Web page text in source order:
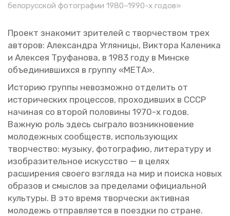
белорусской фотографии 1980–1990-х годов»
Про­ект зна­ко­мит зри­те­лей с твор­че­ством трех
ав­то­ров: Алек­сандра Уг­ля­ни­цы, Вик­то­ра Ка­ле­ни­ка
и Алек­сея Тру­фа­но­ва, в 1983 году в Мин­ске
объ­еди­нив­ших­ся в груп­пу «МЕТА».
Ис­то­рию груп­пы невоз­мож­но от­де­лить от
ис­то­ри­че­ских про­цес­сов, про­хо­див­ших в СССР
на­чи­ная со вто­рой по­ло­ви­ны 1970-х годов.
Важ­ную роль здесь сыг­ра­ло воз­ник­но­ве­ние
мо­ло­деж­ных со­об­ществ, ис­поль­зу­ю­щих
твор­че­ство: му­зы­ку, фо­то­гра­фию, ли­те­ра­ту­ру и
изоб­ра­зи­тель­ное ис­кус­ство — в целях
рас­ши­ре­ния сво­е­го взгля­да на мир и по­ис­ка новых
об­ра­зов и смыс­лов за пре­де­ла­ми офи­ци­аль­ной
куль­ту­ры. В это время твор­че­ски ак­тив­ная
мо­ло­дежь от­прав­ля­ет­ся в по­езд­ки по стране.